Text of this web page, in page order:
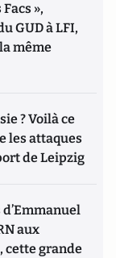
»,
GUD à LFI,
même
? Voilà ce
les attaques
de Leipzig
aux
cette grande